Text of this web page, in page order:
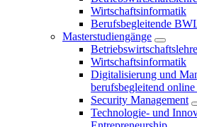
Wirtschaftsinformatik
Berufsbegleitende
Masterstudiengänge
Betriebswirtschaftslehre
Wirtschaftsinformatik
Digitalisierung und
berufsbegleitend online
Security Management
Technologie- und